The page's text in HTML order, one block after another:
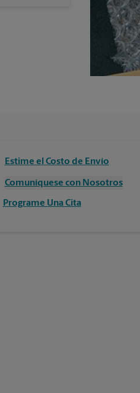
Estime el Costo de Envío
Comuníquese con Nosotros
Programe Una Cita